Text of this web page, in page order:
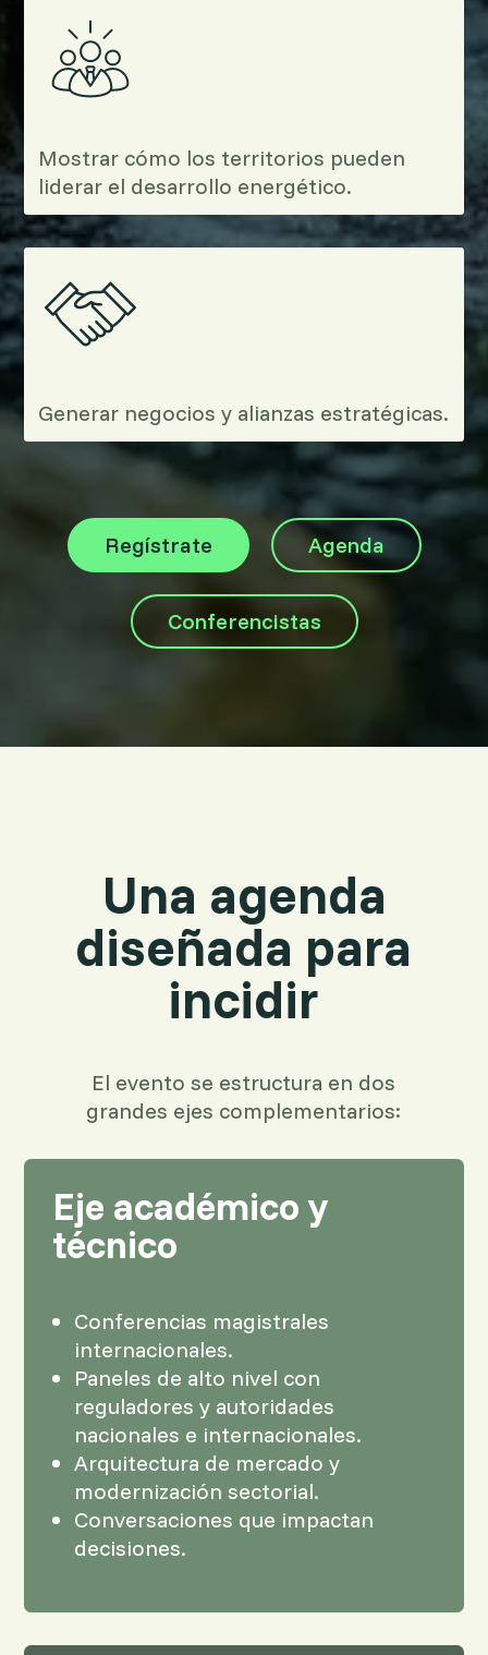
Mostrar cómo los territorios pueden
liderar el desarrollo energético.
Generar negocios y alianzas estratégicas.
Regístrate Agenda
Conferencistas
Una agenda
diseñada para
incidir
El evento se estructura en dos
grandes ejes complementarios:
Eje académico y
técnico
Conferencias magistrales
internacionales.
Paneles de alto nivel con
reguladores y autoridades
nacionales e internacionales.
Arquitectura de mercado y
modernización sectorial.
Conversaciones que impactan
decisiones.